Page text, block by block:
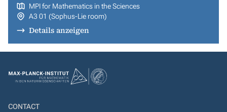
MPI for Mathematics in the Sciences
A3 01 (Sophus-Lie room)
Details anzeigen
CONTACT